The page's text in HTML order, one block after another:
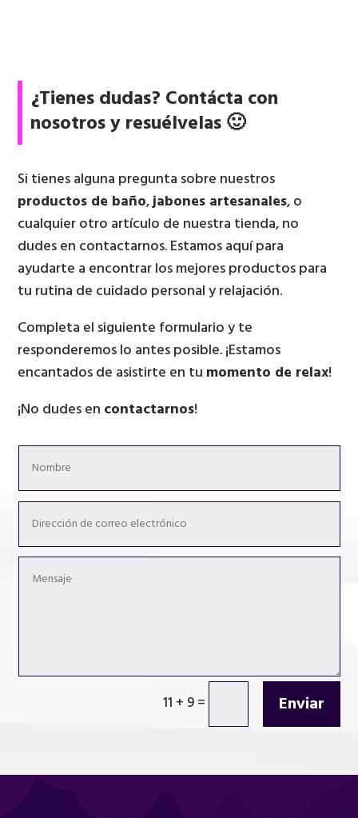
¿Tienes dudas? Contácta con
nosotros y resuélvelas 🙂
Si tienes alguna pregunta sobre nuestros
productos de baño,jabones artesanales, o
cualquier otro artículo de nuestra tienda, no
dudes en contactarnos. Estamos aquí para
ayudarte a encontrar los mejores productos para
tu rutina de cuidado personal y relajación.
Completa el siguiente formulario y te
responderemos lo antes posible. ¡Estamos
encantados de asistirte en tu momento de relax!
¡No dudes en contactarnos!
11 + 9= Enviar